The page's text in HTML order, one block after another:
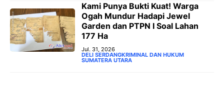
‎Kami Punya Bukti Kuat! Warga
Ogah Mundur Hadapi Jewel
Garden dan PTPN I Soal Lahan
177 Ha
Jul. 31, 2026
DELI SERDANGKRIMINAL DAN HUKUM
SUMATERA UTARA